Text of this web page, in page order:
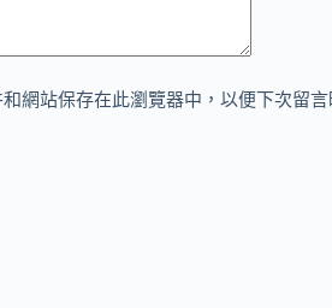
網站保存在此瀏覽器中，以便下次留